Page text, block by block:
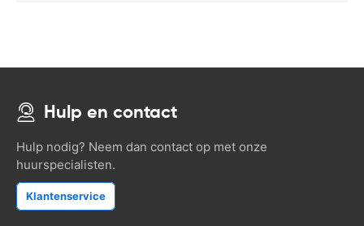
Hulp en contact
Hulp nodig? Neem dan contact op met onze
huurspecialisten.
Klantenservice